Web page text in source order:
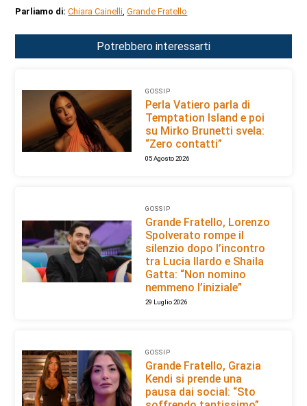
Parliamo di:Chiara Cainelli ,Grande Fratello
Potrebbero interessarti
GOSSIP
Perla Vatiero parla di
Temptation Island e poi
su Mirko Brunetti svela:
“Zero contatti”
05 Agosto 2026
GOSSIP
Grande Fratello, Lorenzo
Spolverato rompe il
silenzio dopo l’incontro
tra Lucia Ilardo e Shaila
Gatta: “Non nomino
nemmeno l’iniziale”
29 Luglio 2026
GOSSIP
Grande Fratello, Grazia
Kendi si prende una
pausa dai social: “Sto